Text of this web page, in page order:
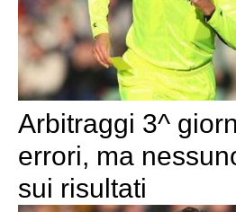
Arbitraggi 3^
errori, ma
sui risultati